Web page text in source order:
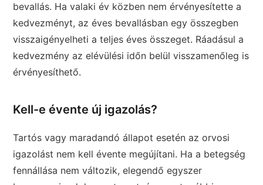
bevallás. Ha valaki év közben nem érvényesítette a
kedvezményt, az éves bevallásban egy összegben
visszaigényelheti a teljes éves összeget. Ráadásul a
kedvezmény az elévülési időn belül visszamenőleg is
érvényesíthető.
Kell-e évente új igazolás?
Tartós vagy maradandó állapot esetén az orvosi
igazolást nem kell évente megújítani. Ha a betegség
fennállása nem változik, elegendő egyszer